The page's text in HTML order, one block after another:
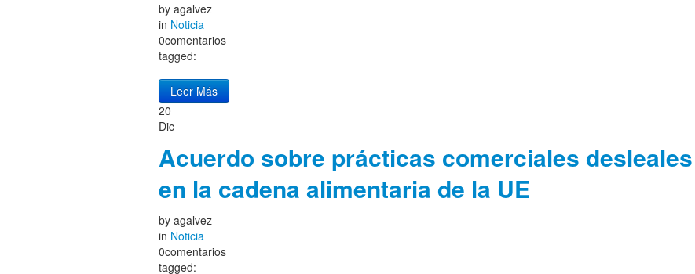
by agalvez
in Noticia
0comentarios
tagged:
Leer Más
20
Dic
Acuerdo sobre prácticas comerciales desleales
en la cadena alimentaria de la UE
by agalvez
in Noticia
0comentarios
tagged: